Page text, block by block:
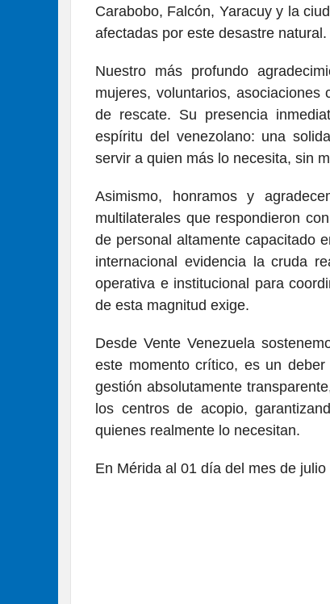
Carabobo, Falcón, Yaracuy y la
afectadas por este desastre natural.
Nuestro más profundo
mujeres, voluntarios,
de rescate. Su presencia
espíritu del venezolano: una
servir a quien más lo necesita, sin
Asimismo, honramos y
multilaterales que respondieron
de personal altamente capacitado
internacional evidencia la cruda
operativa e institucional para
de esta magnitud exige.
Desde Vente Venezuela
este momento crítico, es un
gestión absolutamente
los centros de acopio,
quienes realmente lo necesitan.
En Mérida al 01 día del mes de